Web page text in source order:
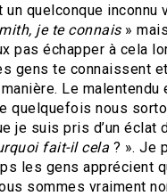
un quelconque inconnu
je te connais»
pas échapper à cela
gens te connaissent
manière. Le
quelquefois nous
je suis pris d’un éclat
fait-il cela ? ». Je
les gens apprécient
sommes vraiment